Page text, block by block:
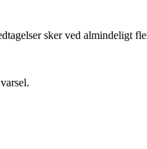
sker ved almindeligt